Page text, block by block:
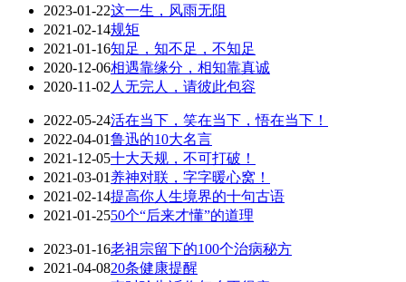
2023-01-22这一生，风雨无阻
2021-02-14规矩
2021-01-16知足，知不足，不知足
2020-12-06相遇靠缘分，相知靠真诚
2020-11-02 人无完人，请彼此包容
2022-05-24活在当下，笑在当下，悟在当下！
2022-04-01鲁迅的10大名言
2021-12-05十大天规，不可打破！
2021-03-01 养神对联，字字暖心窝！
2021-02-14提高你人生境界的十句古语
2021-01-2550个“后来才懂”的道理
2023-01-16老祖宗留下的100个治病秘方
2021-04-0820条健康提醒